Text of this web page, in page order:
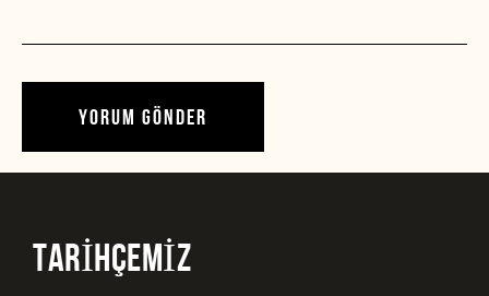
TARİHÇEMİZ